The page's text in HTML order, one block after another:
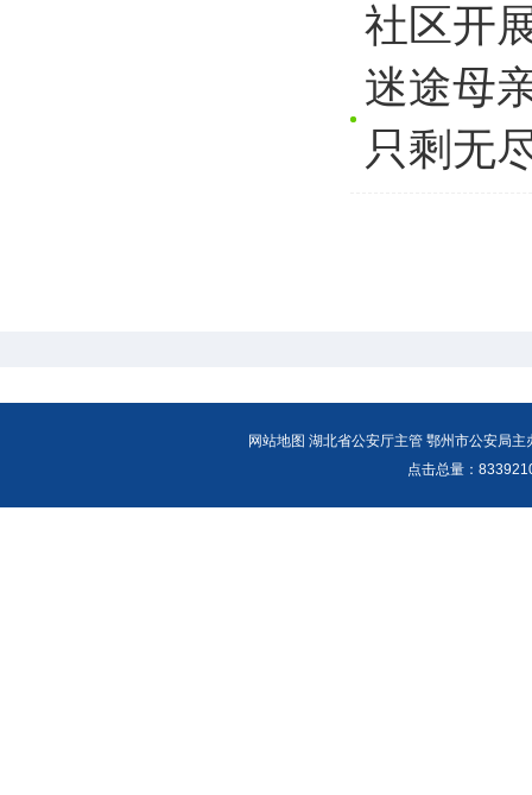
社区开
迷途母
只剩无
网站地图 湖北省公安厅主管 鄂州市公安局
点击总量：